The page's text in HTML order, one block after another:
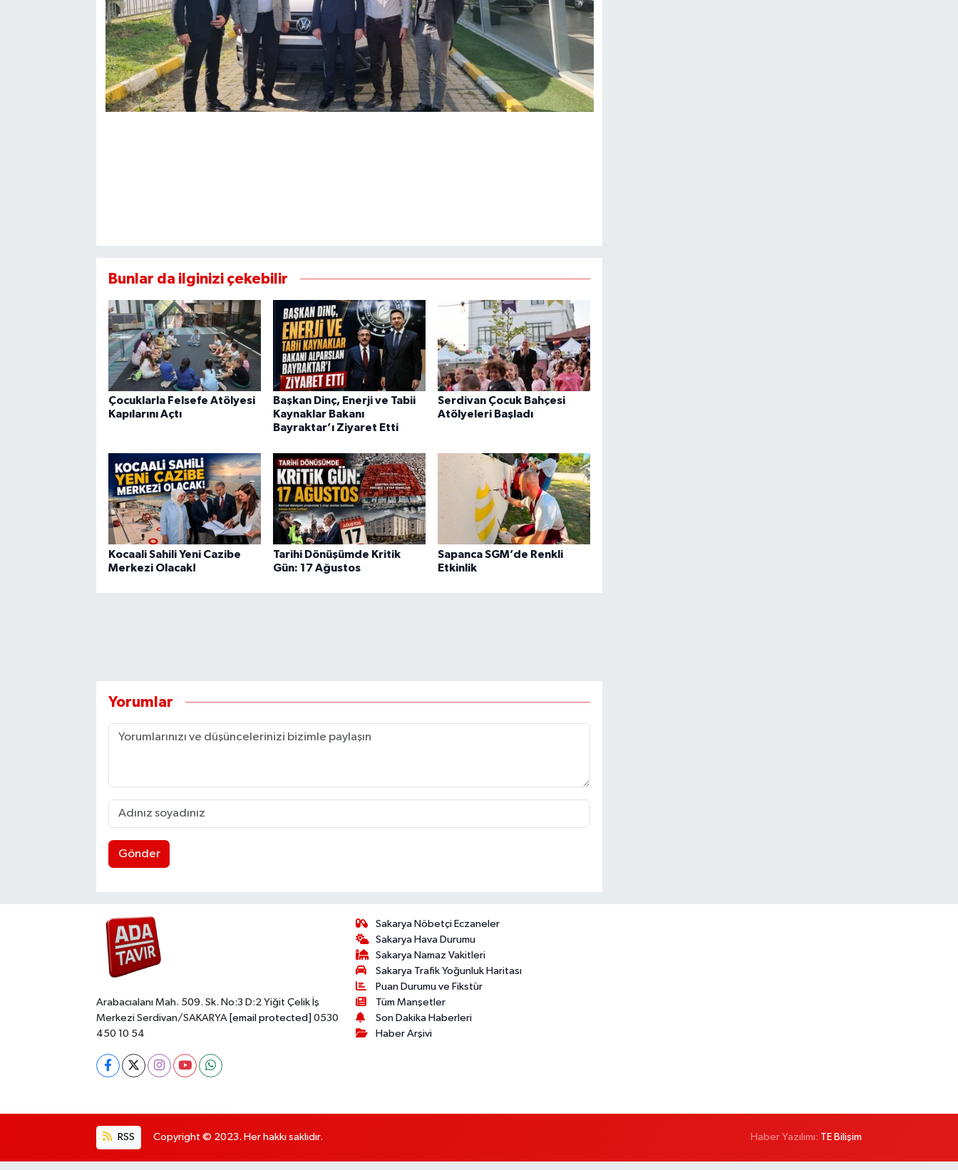
Bunlar da ilginizi çekebilir
Çocuklarla Felsefe Atölyesi
Kapılarını Açtı
Başkan Dinç, Enerji ve Tabii
Kaynaklar Bakanı
Bayraktar’ı Ziyaret Etti
Serdivan Çocuk Bahçesi
Atölyeleri Başladı
Kocaali Sahili Yeni Cazibe
Merkezi Olacak!
Tarihi Dönüşümde Kritik
Gün: 17 Ağustos
Sapanca SGM’de Renkli
Etkinlik
Yorumlar
Gönder
Arabacıalanı Mah. 509. Sk. No:3 D:2 Yiğit Çelik İş
Merkezi Serdivan/SAKARYA [email protected] 0530
450 10 54
Sakarya Nöbetçi Eczaneler
Sakarya Hava Durumu
Sakarya Namaz Vakitleri
Sakarya Trafik Yoğunluk Haritası
Puan Durumu ve Fikstür
Tüm Manşetler
Son Dakika Haberleri
Haber Arşivi
RSS Copyright © 2023. Her hakkı saklıdır. Haber Yazılımı: TE Bilişim